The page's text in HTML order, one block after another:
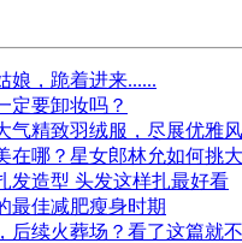
娘，跪着进来......
定要卸妆吗？
气精致羽绒服，尽展优雅风
在哪？星女郎林允如何挑
发造型 头发这样扎最好看
最佳减肥瘦身时期
后续火葬场？看了这篇就不